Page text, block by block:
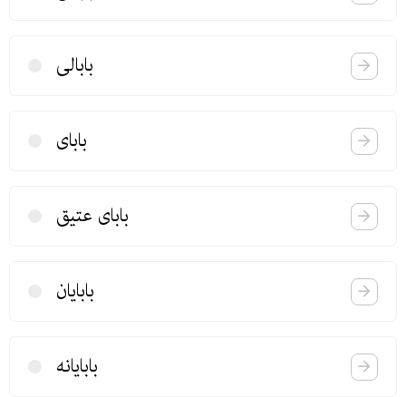
بابالی
بابای
بابای عتیق
بابایان
بابایانه